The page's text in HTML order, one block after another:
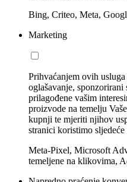
Bing, Criteo, Meta,
Marketing
Prihvaćanjem ovih
oglašavanje,
prilagođene vašim
proizvode na temelju
kupnji te mjeriti njihov
stranici koristimo sljedeće
Meta-Pixel, Microsoft
temeljene na klikovima,